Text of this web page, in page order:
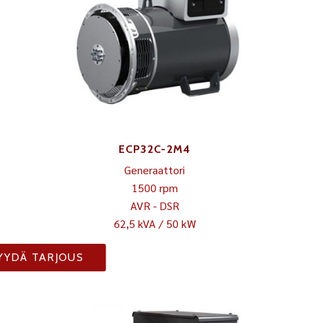
ECP32C-2M4
Generaattori
1500 rpm
AVR - DSR
62,5 kVA / 50 kW
TARJOUS